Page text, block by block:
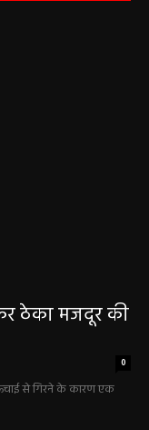
ठेका मजदूर की
0
ऊंचाई से गिरने के कारण एक